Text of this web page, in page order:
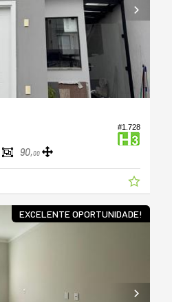
#1.728
90,00
EXCELENTE OPORTUNIDADE!